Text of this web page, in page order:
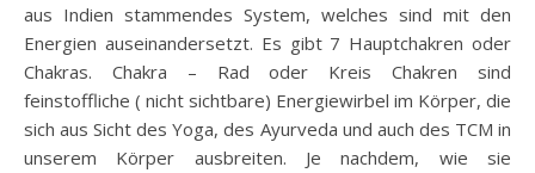
aus Indien stammendes System, welches sind mit den
Energien auseinandersetzt. Es gibt 7 Hauptchakren oder
Chakras. Chakra – Rad oder Kreis Chakren sind
feinstoffliche ( nicht sichtbare) Energiewirbel im Körper, die
sich aus Sicht des Yoga, des Ayurveda und auch des TCM in
unserem Körper ausbreiten. Je nachdem, wie sie